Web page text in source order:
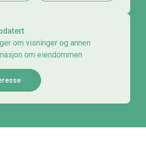
om visninger og annen
om eiendommen